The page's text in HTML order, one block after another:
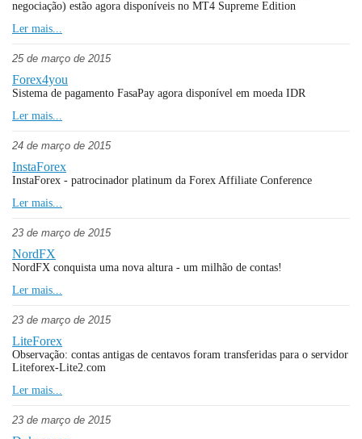
negociação) estão agora disponíveis no MT4 Supreme Edition
Ler mais...
25 de março de 2015
Forex4you
Sistema de pagamento FasaPay agora disponível em moeda IDR
Ler mais...
24 de março de 2015
InstaForex
InstaForex - patrocinador platinum da Forex Affiliate Conference
Ler mais...
23 de março de 2015
NordFX
NordFX conquista uma nova altura - um milhão de contas!
Ler mais...
23 de março de 2015
LiteForex
Observação: contas antigas de centavos foram transferidas para o servidor
Liteforex-Lite2.com
Ler mais...
23 de março de 2015